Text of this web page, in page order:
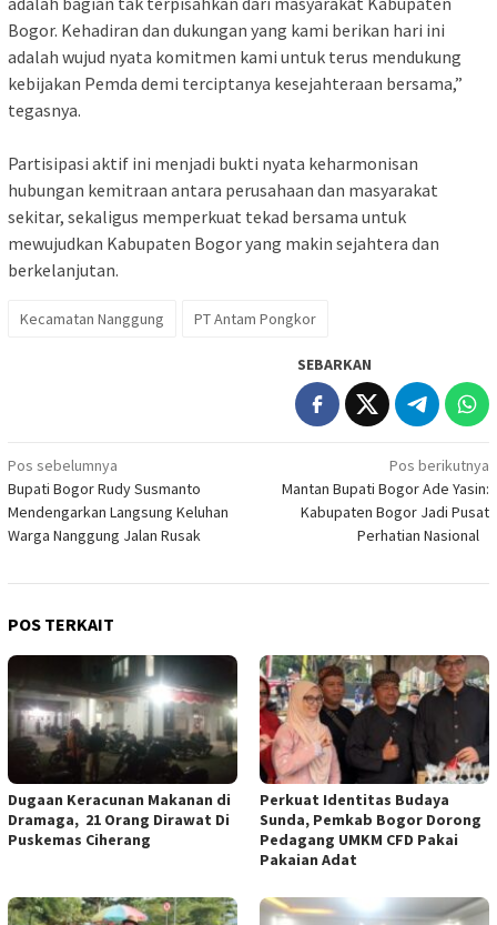
Bogor. Kehadiran dan dukungan yang kami berikan hari ini
adalah wujud nyata komitmen kami untuk terus mendukung
kebijakan Pemda demi terciptanya kesejahteraan bersama,”
tegasnya.
‎Partisipasi aktif ini menjadi bukti nyata keharmonisan
hubungan kemitraan antara perusahaan dan masyarakat
sekitar, sekaligus memperkuat tekad bersama untuk
mewujudkan Kabupaten Bogor yang makin sejahtera dan
berkelanjutan.
Kecamatan Nanggung PT Antam Pongkor
SEBARKAN
Navigasi
pos
Pos sebelumnya
‎Bupati Bogor Rudy Susmanto
Mendengarkan Langsung Keluhan
Warga Nanggung Jalan Rusak ‎ ‎
Pos berikutnya
Mantan Bupati Bogor Ade Yasin:
Kabupaten Bogor Jadi Pusat
Perhatian Nasional ‎
POS TERKAIT
‎Dugaan Keracunan Makanan di
Dramaga, 21 Orang Dirawat Di
Puskemas Ciherang ‎
Perkuat Identitas Budaya
Sunda, Pemkab Bogor Dorong
Pedagang UMKM CFD Pakai
Pakaian Adat ‎